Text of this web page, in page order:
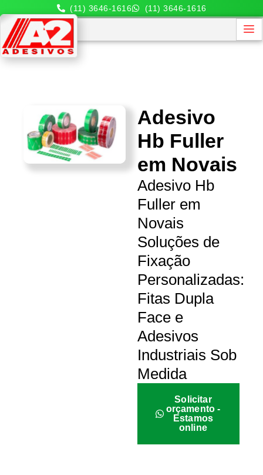
(11) 3646-1616 (11) 3646-1616
Adesivo
Hb Fuller
em Novais
Adesivo Hb
Fuller em
Novais
Soluções de
Fixação
Personalizadas:
Fitas Dupla
Face e
Adesivos
Industriais Sob
Medida
Solicitar
orçamento -
Estamos
online